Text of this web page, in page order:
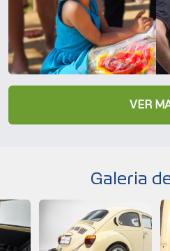
VER
Galeria